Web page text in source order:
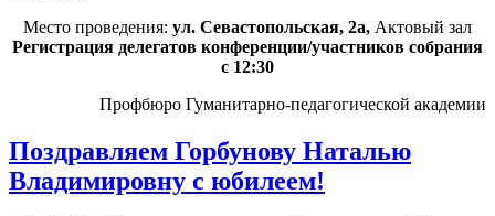
Место проведения: ул. Севастопольская, 2а, Актовый зал
Регистрация делегатов конференции/участников собрания
с 12:30
Профбюро Гуманитарно-педагогической академии
Поздравляем Горбунову Наталью
Владимировну с юбилеем!